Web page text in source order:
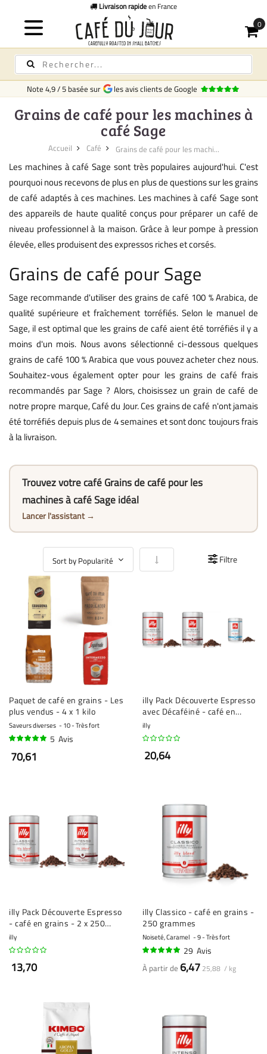
Livraison rapideen France
Note 4,9/5 basée sur les avis clients de Google
Grains de café pour les machines à
café Sage
Accueil Café Grains de café pour les machi...
Les machines à café Sage sont très populaires aujourd'hui. C'est
pourquoi nous recevons de plus en plus de questions sur les grains
de café adaptés à ces machines. Les machines à café Sage sont
des appareils de haute qualité conçus pour préparer un café de
niveau professionnel à la maison. Grâce à leur pompe à pression
élevée, elles produisent des expressos riches et corsés.
Grains de café pour Sage
Sage recommande d'utiliser des grains de café 100 % Arabica, de
qualité supérieure et fraîchement torréfiés. Selon le manuel de
Sage, il est optimal que les grains de café aient été torréfiés il y a
moins d'un mois. Nous avons sélectionné ci-dessous quelques
grains de café 100 % Arabica que vous pouvez acheter chez nous.
Souhaitez-vous également opter pour les grains de café frais
recommandés par Sage ? Alors, choisissez un grain de café de
notre propre marque, Café du Jour. Ces grains de café n'ont jamais
été torréfiés depuis plus de 4 semaines et sont donc toujours frais
à la livraison.
Trouvez votre café Grains de café pour les
machines à café Sage idéal
Lancer l'assistant →
Par ordre croissantFiltre
Paquet de café en grains - Les
plus vendus - 4 x 1 kilo
Saveurs diverses 10 - Très fort
5 Avis
70,61
illy Pack Découverte Espresso
avec Décaféiné - café en
grains - 3 x 250 grammes
illy
20,64
illy Pack Découverte Espresso
- café en grains - 2 x 250
grammes
illy
13,70
illy Classico - café en grains -
250 grammes
Noiseté, Caramel 9 - Très fort
29 Avis
À partir de 6,47 25,88 / kg